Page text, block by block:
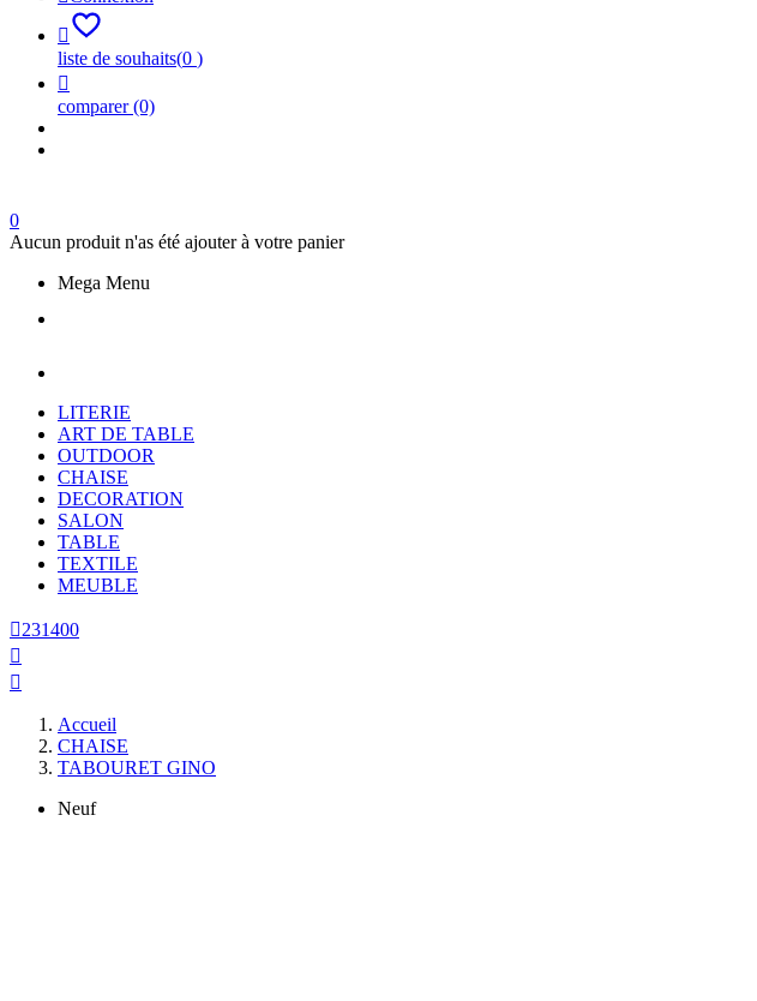

liste de souhaits(0 )

comparer(0)
0
Aucun produit n'as été ajouter à votre panier
Mega Menu
LITERIE
ART DE TABLE
OUTDOOR
CHAISE
DECORATION
SALON
TABLE
TEXTILE
MEUBLE
231400


Accueil
CHAISE
TABOURET GINO
Neuf